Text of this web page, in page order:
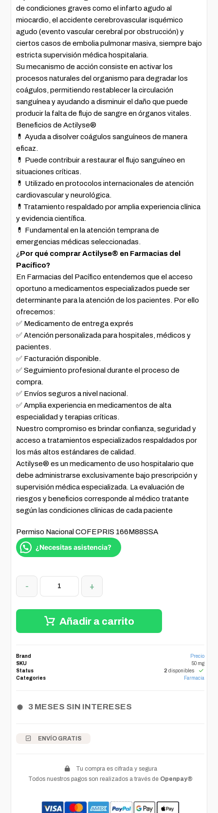
de condiciones graves como el infarto agudo al
miocardio, el accidente cerebrovascular isquémico
agudo (evento vascular cerebral por obstrucción) y
ciertos casos de embolia pulmonar masiva, siempre bajo
estricta supervisión médica hospitalaria.
Su mecanismo de acción consiste en activar los
procesos naturales del organismo para degradar los
coágulos, permitiendo restablecer la circulación
sanguínea y ayudando a disminuir el daño que puede
producir la falta de flujo de sangre en órganos vitales.
Beneficios de Actilyse®
💊 Ayuda a disolver coágulos sanguíneos de manera
eficaz.
💊 Puede contribuir a restaurar el flujo sanguíneo en
situaciones críticas.
💊 Utilizado en protocolos internacionales de atención
cardiovascular y neurológica.
💊Tratamiento respaldado por amplia experiencia clínica
y evidencia científica.
💊 Fundamental en la atención temprana de
emergencias médicas seleccionadas.
¿ Por qué comprar Actilyse® en Farmacias del
Pacífico?
En Farmacias del Pacífico entendemos que el acceso
oportuno a medicamentos especializados puede ser
determinante para la atención de los pacientes. Por ello
ofrecemos:
✅ Medicamento de entrega exprés
✅ Atención personalizada para hospitales, médicos y
pacientes.
✅ Facturación disponible.
✅ Seguimiento profesional durante el proceso de
compra.
✅ Envíos seguros a nivel nacional.
✅ Amplia experiencia en medicamentos de alta
especialidad y terapias críticas.
Nuestro compromiso es brindar confianza, seguridad y
acceso a tratamientos especializados respaldados por
los más altos estándares de calidad.
Actilyse® es un medicamento de uso hospitalario que
debe administrarse exclusivamente bajo prescripción y
supervisión médica especializada. La evaluación de
riesgos y beneficios corresponde al médico tratante
según las condiciones clínicas de cada paciente
Permiso Nacional COFEPRIS 166M88SSA
¿Necesitas asistencia?
- +
Añadir a carrito
Brand
Precio
SKU
50 mg
Status
2 disponibles
Categories
Farmacia
3 MESES SIN INTERESES
ENVÍO GRATIS
Tu compra es cifrada y segura
Todos nuestros pagos son realizados a través de Openpay®